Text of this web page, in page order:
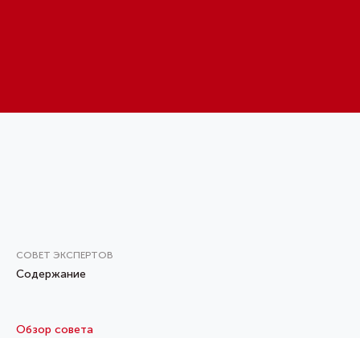
СОВЕТ ЭКСПЕРТОВ
Содержание
Обзор совета